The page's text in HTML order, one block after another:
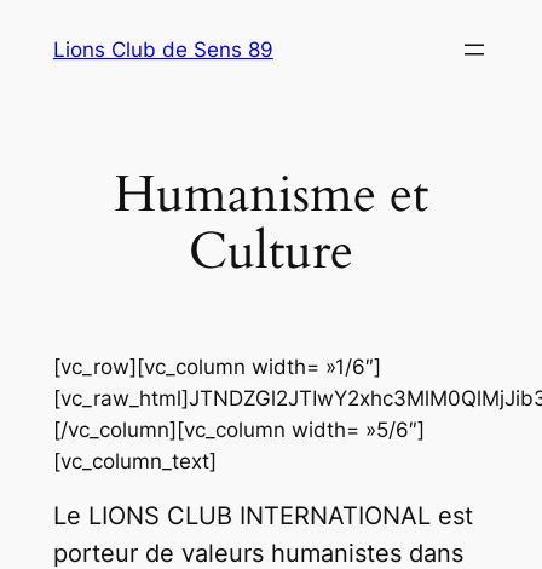
Lions Club de Sens 89
Humanisme et
Culture
[vc_row][vc_column width= »1/6″]
[/vc_column][vc_column width= »5/6″]
[vc_column_text]
Le LIONS CLUB INTERNATIONAL est
porteur de valeurs humanistes dans